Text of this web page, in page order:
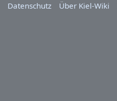
Datenschutz Über Kiel-Wiki